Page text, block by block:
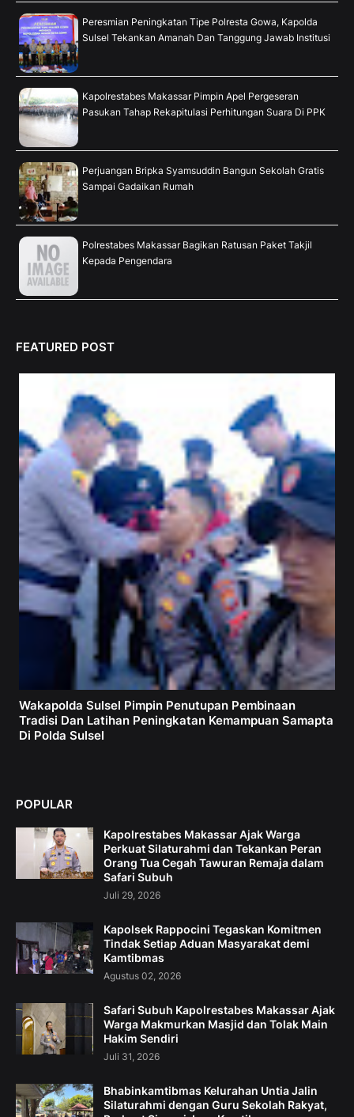
Peresmian Peningkatan Tipe Polresta Gowa, Kapolda
Sulsel Tekankan Amanah Dan Tanggung Jawab Institusi
Kapolrestabes Makassar Pimpin Apel Pergeseran
Pasukan Tahap Rekapitulasi Perhitungan Suara Di PPK
Perjuangan Bripka Syamsuddin Bangun Sekolah Gratis
Sampai Gadaikan Rumah
Polrestabes Makassar Bagikan Ratusan Paket Takjil
Kepada Pengendara
FEATURED POST
Wakapolda Sulsel Pimpin Penutupan Pembinaan
Tradisi Dan Latihan Peningkatan Kemampuan Samapta
Di Polda Sulsel
POPULAR
Kapolrestabes Makassar Ajak Warga
Perkuat Silaturahmi dan Tekankan Peran
Orang Tua Cegah Tawuran Remaja dalam
Safari Subuh
Juli 29, 2026
Kapolsek Rappocini Tegaskan Komitmen
Tindak Setiap Aduan Masyarakat demi
Kamtibmas
Agustus 02, 2026
Safari Subuh Kapolrestabes Makassar Ajak
Warga Makmurkan Masjid dan Tolak Main
Hakim Sendiri
Juli 31, 2026
Bhabinkamtibmas Kelurahan Untia Jalin
Silaturahmi dengan Guru Sekolah Rakyat,